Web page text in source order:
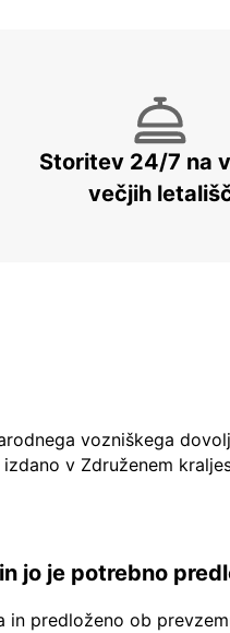
Storitev 24/7 na
večjih
vozniškega
v Združenem
jo je potrebno
predloženo ob